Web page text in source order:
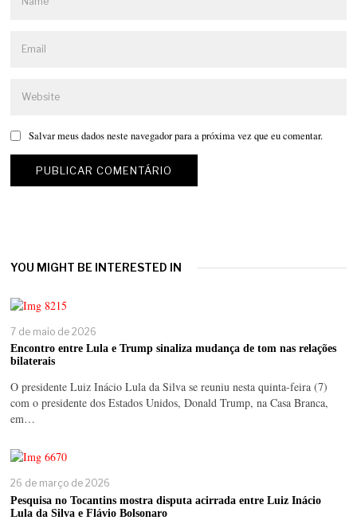
Salvar meus dados neste navegador para a próxima vez que eu comentar.
YOU MIGHT BE INTERESTED IN
7 de maio de 2026
Encontro entre Lula e Trump sinaliza mudança de tom nas relações
bilaterais
O presidente Luiz Inácio Lula da Silva se reuniu nesta quinta-feira (7)
com o presidente dos Estados Unidos, Donald Trump, na Casa Branca,
em…
26 de março de 2026
Pesquisa no Tocantins mostra disputa acirrada entre Luiz Inácio
Lula da Silva e Flávio Bolsonaro